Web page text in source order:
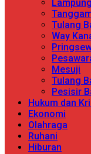
Tulang
Way
Mesuji
Tulang
Pesisir
Hukum dan
Ekonomi
Olahraga
Ruhani
Hiburan